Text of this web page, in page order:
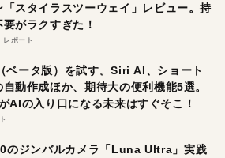
「スタイラスツーウェイ」レビュー。持
がラクすぎた！
レポート
ベータ版）を試す。Siri AI、ショート
自動作成ほか、期待大の便利機能5選。
AIの入り口になる未来はすぐそこ！
のジンバルカメラ「Luna Ultra」実践